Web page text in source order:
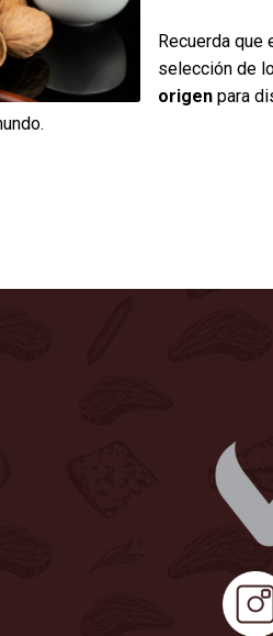
Recuerda que
selección de
origen para